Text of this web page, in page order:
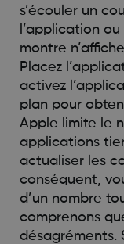
s’écouler un
l’application
montre
Placez
activez
plan pour
Apple limite le
applications
actualiser les
conséquent,
d’un nombre
comprenons
désagréments.